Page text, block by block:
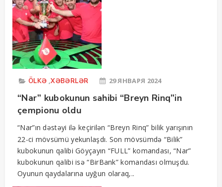
ÖLKƏ ,XƏBƏRLƏR 29 ЯНВАРЯ 2024
“Nar” kubokunun sahibi “Breyn Rinq”in
çempionu oldu
“Nar”ın dəstəyi ilə keçirilən “Breyn Rinq” bilik yarışının
22-ci mövsümü yekunlaşdı. Son mövsümdə “Bilik”
kubokunun qalibi Göyçayın “FULL” komandası, “Nar”
kubokunun qalibi isə “BirBank” komandası olmuşdu.
Oyunun qaydalarına uyğun olaraq,..